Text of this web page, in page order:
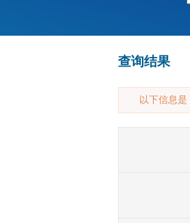
查询结果
以下信息是